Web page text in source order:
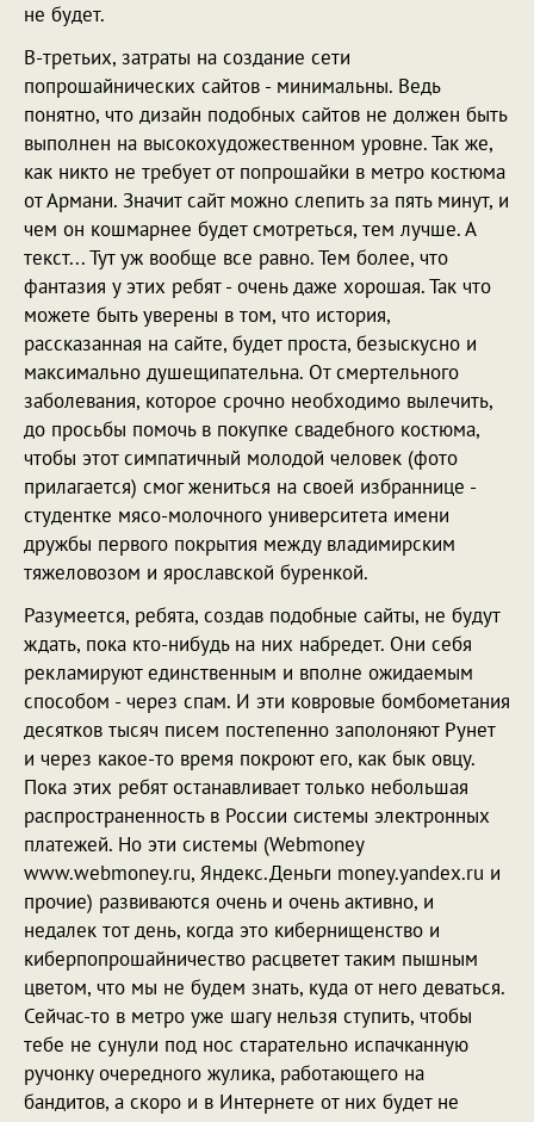
не будет.
В-третьих, затраты на создание сети
попрошайнических сайтов - минимальны. Ведь
понятно, что дизайн подобных сайтов не должен быть
выполнен на высокохудожественном уровне. Так же,
как никто не требует от попрошайки в метро костюма
от Армани. Значит сайт можно слепить за пять минут, и
чем он кошмарнее будет смотреться, тем лучше. А
текст... Тут уж вообще все равно. Тем более, что
фантазия у этих ребят - очень даже хорошая. Так что
можете быть уверены в том, что история,
рассказанная на сайте, будет проста, безыскусно и
максимально душещипательна. От смертельного
заболевания, которое срочно необходимо вылечить,
до просьбы помочь в покупке свадебного костюма,
чтобы этот симпатичный молодой человек (фото
прилагается) смог жениться на своей избраннице -
студентке мясо-молочного университета имени
дружбы первого покрытия между владимирским
тяжеловозом и ярославской буренкой.
Разумеется, ребята, создав подобные сайты, не будут
ждать, пока кто-нибудь на них набредет. Они себя
рекламируют единственным и вполне ожидаемым
способом - через спам. И эти ковровые бомбометания
десятков тысяч писем постепенно заполоняют Рунет
и через какое-то время покроют его, как бык овцу.
Пока этих ребят останавливает только небольшая
распространенность в России системы электронных
платежей. Но эти системы (Webmoney
www.webmoney.ru, Яндекс.Деньги money.yandex.ru и
прочие) развиваются очень и очень активно, и
недалек тот день, когда это кибернищенство и
киберпопрошайничество расцветет таким пышным
цветом, что мы не будем знать, куда от него деваться.
Сейчас-то в метро уже шагу нельзя ступить, чтобы
тебе не сунули под нос старательно испачканную
ручонку очередного жулика, работающего на
бандитов, а скоро и в Интернете от них будет не